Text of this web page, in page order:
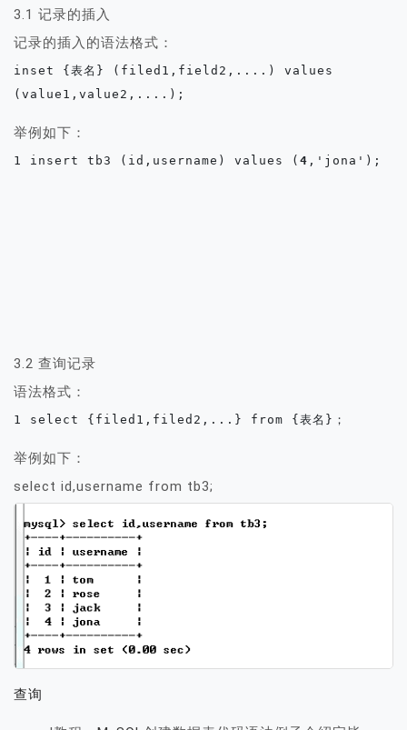
3.1 记录的插入
记录的插入的语法格式：
inset {表名} (filed1,field2,....) values
(value1,value2,....);
举例如下：
1 insert tb3 (id,username) values ( 4 ,'jona');
3.2 查询记录
语法格式：
1 select {filed1,filed2,...} from {表名}；
举例如下：
select id,username from tb3;
查询